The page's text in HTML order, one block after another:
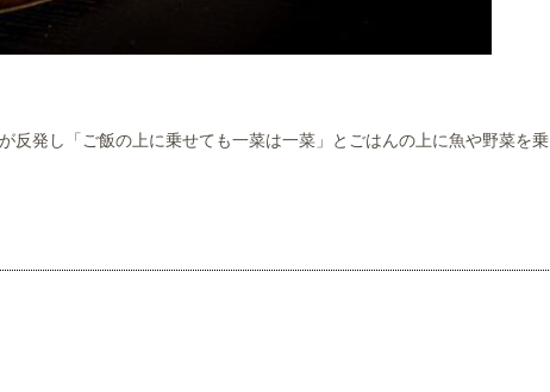
発し「ご飯の上に乗せても一菜は一菜」とごはんの上に魚や野菜を乗